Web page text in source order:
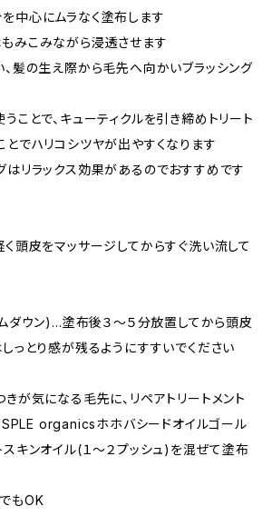
中心にムラなく塗布します
みこみながら浸透させます
、髪の生え際から毛先へ向かいブラッシング
ことで、キューティクルを引き締めトリート
とでハリコシツヤが出やすくなります
はリラックス効果があるのでおすすめです
頭皮をマッサージしてからすぐ洗い流して
ダウン)…塗布後３～５分放置してから頭皮
しっとり感が残るようにすすいでください
が気になる毛先に、リペアトリートメント
organicsホホバシードオイルゴール
スキンオイル(１～２プッシュ)を混ぜて塗布
もOK